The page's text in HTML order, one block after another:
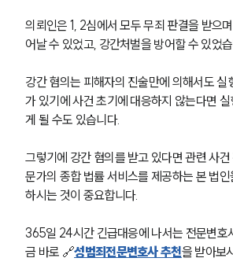
팀소개
의뢰인은 1, 2심에서 모두 무죄 판결을 받으
어날 수 있었고, 강간처벌을 방어할 수 있었
강간 혐의는 피해자의 진술만에 의해서도 실
가 있기에 사건 초기에 대응하지 않는다면
게 될 수도 있습니다.
그렇기에 강간 혐의를 받고 있다면 관련 사
문가의 종합 법률 서비스를 제공하는 본 법
하시는 것이 중요합니다.
365일 24시간 긴급대응에 나서는 전문변호
금 바로 🔗성범죄전문변호사 추천을 받아보